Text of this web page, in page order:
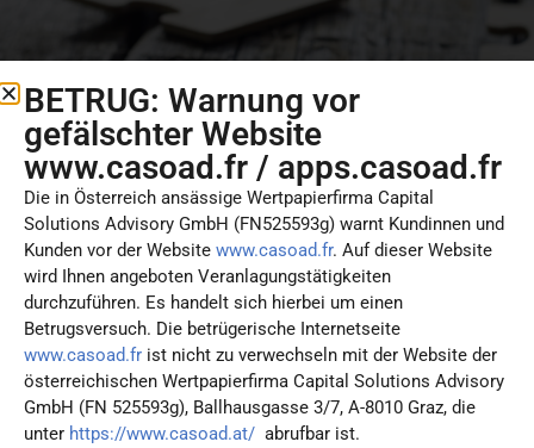
BETRUG: Warnung vor
gefälschter Website
www.casoad.fr / apps.casoad.fr
Die in Österreich ansässige Wertpapierfirma Capital
Solutions Advisory GmbH (FN525593g) warnt Kundinnen und
Kunden vor der Website www.casoad.fr. Auf dieser Website
wird Ihnen angeboten Veranlagungstätigkeiten
durchzuführen. Es handelt sich hierbei um einen
Betrugsversuch. Die betrügerische Internetseite
www.casoad.fr ist nicht zu verwechseln mit der Website der
österreichischen Wertpapierfirma Capital Solutions Advisory
GmbH (FN 525593g), Ballhausgasse 3/7, A-8010 Graz, die
unter https://www.casoad.at/ abrufbar ist.